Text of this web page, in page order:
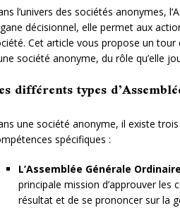
l’univers des sociétés anonymes,
décisionnel, elle permet aux
Cet article vous propose un tour
société anonyme, du rôle qu’elle
différents types
une société anonyme, il existe
spécifiques :
L’Assemblée Générale
principale mission d’approuver les
résultat et de se prononcer sur la